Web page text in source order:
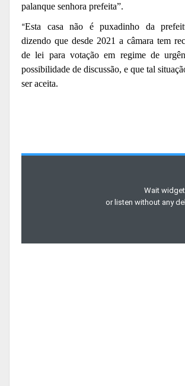
palanque senhora prefeita”.
“Esta casa não é puxadinho da
dizendo que desde 2021 a câmara tem
de lei para votação em regime de
possibilidade de discussão, e que tal
ser aceita.